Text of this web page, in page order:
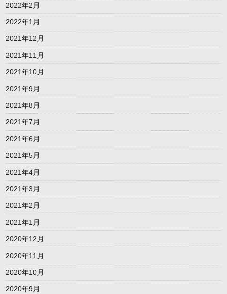
2022年2月
2022年1月
2021年12月
2021年11月
2021年10月
2021年9月
2021年8月
2021年7月
2021年6月
2021年5月
2021年4月
2021年3月
2021年2月
2021年1月
2020年12月
2020年11月
2020年10月
2020年9月